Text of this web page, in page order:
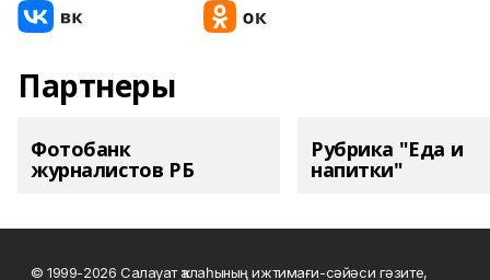
Партнеры
Фотобанк
журналистов РБ
Рубрика "Еда и
напитки"
© 1999-2026 Салауат ҡалаһының ижтимағи-сәйәси гәзите,